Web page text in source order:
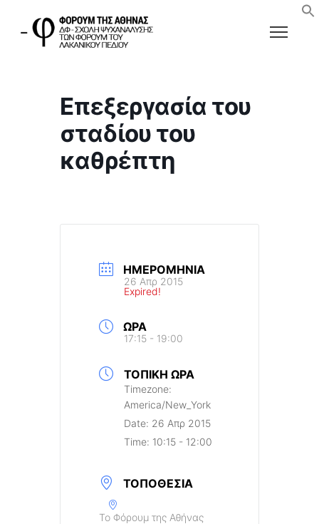
Επεξεργασία του
σταδίου του
καθρέπτη
ΗΜΕΡΟΜΗΝΊΑ
26 Απρ 2015
Expired!
ΏΡΑ
17:15 - 19:00
ΤΟΠΙΚΉ ΏΡΑ
Timezone:
America/New_York
Date: 26 Απρ 2015
Time: 10:15 - 12:00
ΤΟΠΟΘΕΣΊΑ
Το Φόρουμ της Αθήνας